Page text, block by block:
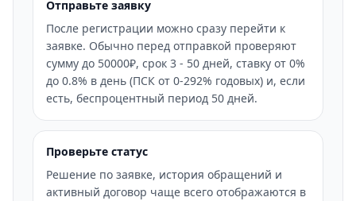
Отправьте заявку
После регистрации можно сразу перейти к
заявке. Обычно перед отправкой проверяют
сумму до 50000₽, срок 3 - 50 дней, ставку от 0%
до 0.8% в день (ПСК от 0-292% годовых) и, если
есть, беспроцентный период 50 дней.
Проверьте статус
Решение по заявке, история обращений и
активный договор чаще всего отображаются в